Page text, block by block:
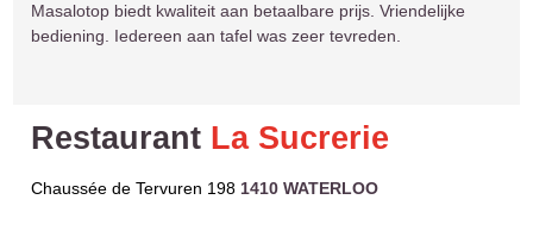
Masalotop biedt kwaliteit aan betaalbare prijs. Vriendelijke
bediening. Iedereen aan tafel was zeer tevreden.
Restaurant La Sucrerie
Chaussée de Tervuren 198 1410 WATERLOO